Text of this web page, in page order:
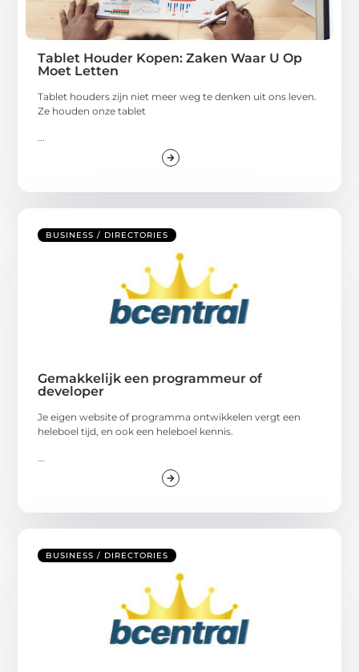
Tablet Houder Kopen: Zaken Waar U Op
Moet Letten
Tablet houders zijn niet meer weg te denken uit ons leven.
Ze houden onze tablet
BUSINESS / DIRECTORIES
Gemakkelijk een programmeur of
developer
Je eigen website of programma ontwikkelen vergt een
heleboel tijd, en ook een heleboel kennis.
BUSINESS / DIRECTORIES